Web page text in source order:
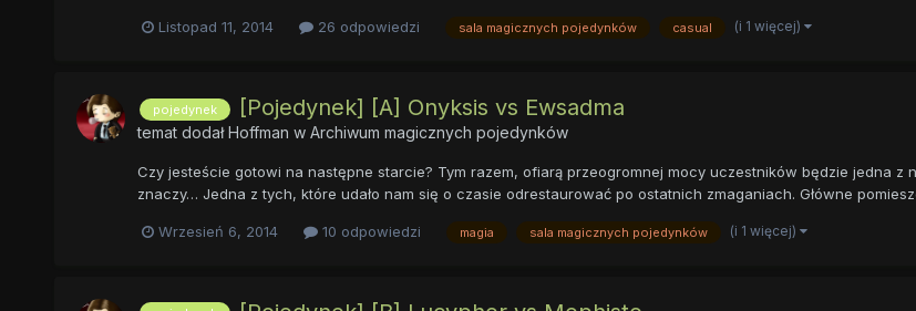
Listopad 11, 2014 26 odpowiedzi sala magicznych pojedynków casual (i 1 więcej)
pojedynek [Pojedynek] [A] Onyksis vs Ewsadma
temat dodałHoffman w Archiwum magicznych pojedynków
Czy jesteście gotowi na następne starcie? Tym razem, ofiarą przeogromnej mocy uczestników będzie jedna z
znaczy… Jedna z tych, które udało nam się o czasie odrestaurować po ostatnich zmaganiach. Główne
Wrzesień 6, 2014 10 odpowiedzi magia sala magicznych pojedynków (i 1 więcej)